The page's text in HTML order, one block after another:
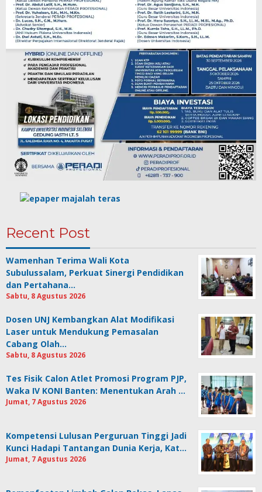
Recent Post
Wamenhan Terima Wali Kota
Subulussalam, Perkuat Sinergi Pendidikan
dan Pertahana…
Sabtu, 8 Agustus 2026
Dosen UNJ Kembangkan Alat Modifikasi
Laser untuk Mendukung Pemasalan
Cabang Olah…
Sabtu, 8 Agustus 2026
Tes Fisik Calon Atlet Promosi Program PJP,
Waka IV KONI Banten: Menentukan Arah …
Jumat, 7 Agustus 2026
Kompetensi Lulusan Perguruan Tinggi Jadi
Kunci Hadapi Tantangan Dunia Kerja, Kat…
Jumat, 7 Agustus 2026